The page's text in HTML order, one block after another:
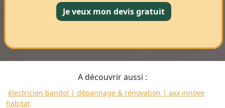
Je veux mon devis gratuit
A découvrir aussi :
électricien bandol | dépannage & rénovation | axx innove
habitat